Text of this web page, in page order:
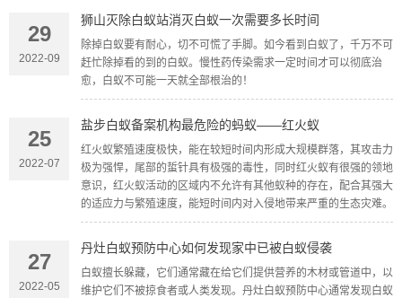
29
2022-09
狮山灭除白蚁站消灭白蚁一次需要多长时间
除掉白蚁要有耐心，切不可慌了手脚。如今看到白蚁了，千万不可
赶忙除掉看的到的白蚁。慢性药传染需求一定时间才可以彻底治
愈，白蚁不可能一天就全部根治的！
25
2022-07
盐步白蚁备案机构最危险的蚂蚁——红火蚁
红火蚁繁殖速度极快，能在较短时间内形成大规模群落，其攻击力
极为强悍，尾部的蜇针具有极强的毒性，同时红火蚁有很强的领地
意识，红火蚁活动的区域内不允许有其他蚁种的存在，配合其强大
的适应力与繁殖速度，能短时间内对入侵地带来严重的生态灾难。
27
2022-05
丹灶白蚁预防中心如何发现家中已被白蚁侵袭
白蚁擅长躲藏，它们通常藏在给它们提供营养的木材或管道中，以
维护它们不被掠食者或人类发现。丹灶白蚁预防中心通常发现白蚁